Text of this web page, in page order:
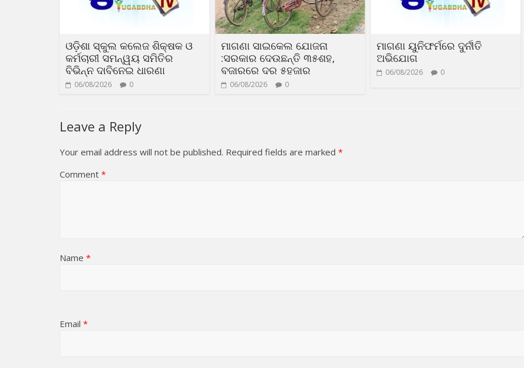
ଓଡ଼ିଶା ସ୍କୁଲ କଲେଜ ଶିକ୍ଷକ ଓ
କର୍ମଚାରୀ ସମନ୍ୱୟ ସମିତିର
ବିଭିନ୍ନ ଦାବିନେଇ ଧାରଣା
06/08/2026 0
ମାଗଣା ସାଇକେଲ ଯୋଜନା
:ସରକାର ଦେଉଛନ୍ତି ୩୫ଶହ,
ବଜାରରେ ଦର ୫ହଜାର
06/08/2026 0
ମାଗଣା ୟୁନିଫର୍ମରେ ଦୁର୍ନୀତି
ଅଭିଯୋଗ
06/08/2026 0
Leave a Reply
Your email address will not be published. Required fields are marked *
Comment *
Name *
Email *